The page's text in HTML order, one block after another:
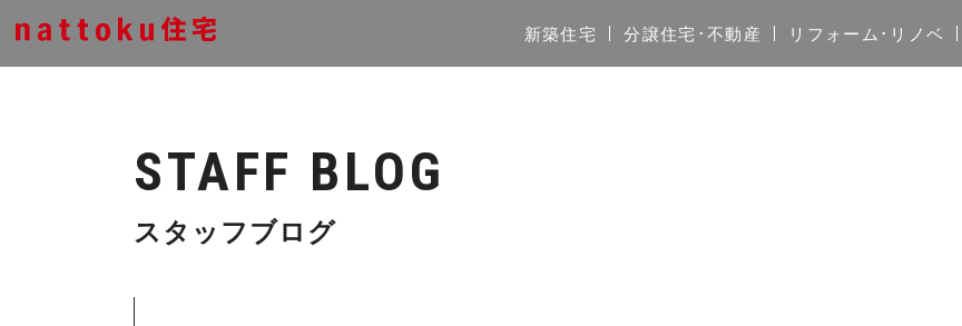
新築住宅 分譲住宅･不動産 リフォーム･リノベ
STAFF BLOG
スタッフブログ